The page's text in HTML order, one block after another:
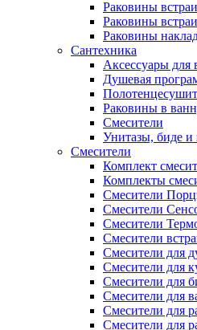
Раковины
Раковины
Раковины
Сантехника
Аксессуары для
Душевая
Раковины в
Смесители
Унитазы, биде и
Смесители
Комплект
Комплекты
Смесители
Смесители
Смесители
Смесители
Смесители для
Смесители для
Смесители для
Смесители для
Смесители для
Смесители для